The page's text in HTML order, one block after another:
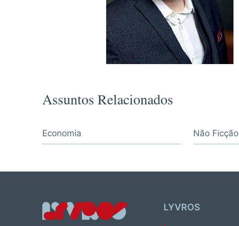
Assuntos Relacionados
Economia Não Ficção
LYVROS